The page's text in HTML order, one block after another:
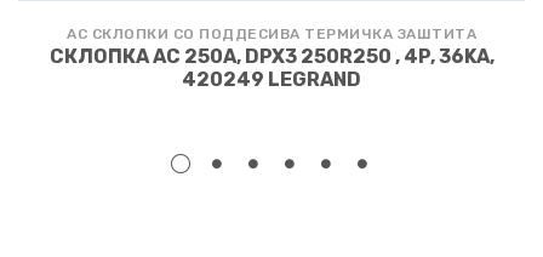
АС СКЛОПКИ СО ПОДДЕСИВА ТЕРМИЧКА ЗАШТИТА
СКЛОПКА АС 250A, DPX3 250R250 , 4P, 36KA,
420249 LEGRAND